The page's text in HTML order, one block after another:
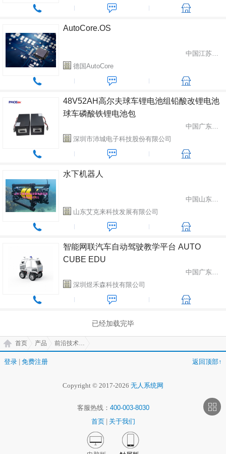
AutoCore.OS
中国江苏省南京市
德国AutoCore
48V52AH高尔夫球车锂电池组铅酸改锂电池
球车磷酸铁锂电池包
中国广东省深圳市
深圳市沛城电子科技股份有限公司
水下机器人
中国山东省泰安市
山东艾克来科技发展有限公司
智能网联汽车自动驾驶教学平台 AUTO
CUBE EDU
中国广东省深圳市
深圳煜禾森科技有限公司
已经加载完毕
首页 产品 前沿技术(AT)
登录 免费注册 返回顶部↑
Copyright © 2017-2026 无人系统网
客服热线： 400-003-8030
首页
关于我们